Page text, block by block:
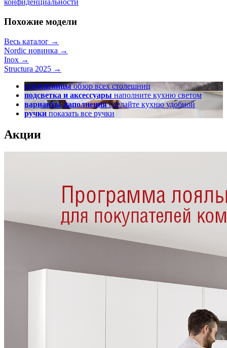
конфиденциальности
Похожие модели
Весь каталог →
Nordic новинка →
Inox →
Structura 2025 →
столешницыобзор всех столешниц
подсветка и аксессуары наполните кухню светом
варианты наполнениясделайте кухню удобной
ручкипоказать все ручки
Акции